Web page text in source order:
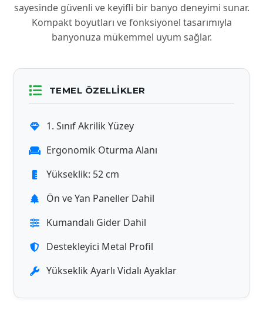
sayesinde güvenli ve keyifli bir banyo deneyimi sunar.
Kompakt boyutları ve fonksiyonel tasarımıyla
banyonuza mükemmel uyum sağlar.
TEMEL ÖZELLIKLER
1. Sınıf Akrilik Yüzey
Ergonomik Oturma Alanı
Yükseklik: 52 cm
Ön ve Yan Paneller Dahil
Kumandalı Gider Dahil
Destekleyici Metal Profil
Yükseklik Ayarlı Vidalı Ayaklar